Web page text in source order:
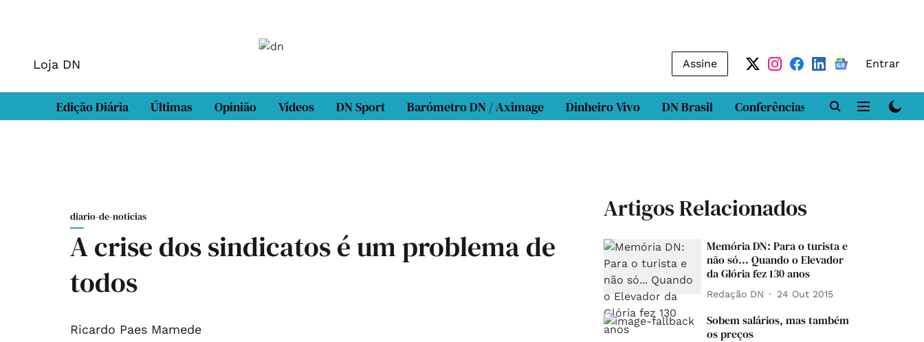
Loja DN Assine Entrar
Edição Diária Últimas Opinião Vídeos DN Sport Barómetro DN / Aximage Dinheiro Vivo DN Brasil Conferências DN LAB
diario-de-noticias
A crise dos sindicatos é um problema de
todos
Ricardo Paes Mamede
Artigos Relacionados
Memória DN: Para o turista e
não só... Quando o Elevador
da Glória fez 130 anos
Redação DN 24 Out 2015
Sobem salários, mas também
os preços